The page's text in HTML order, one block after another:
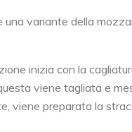
variante della
inizia con la
viene tagliata e
viene preparata la